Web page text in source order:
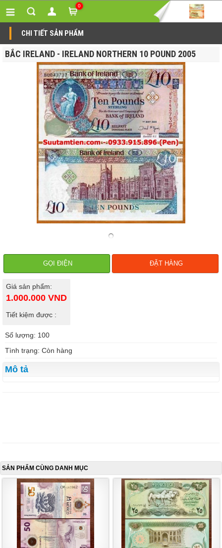
0
CHI TIẾT SẢN PHẨM
BẮC IRELAND - IRELAND NORTHERN 10 POUND 2005
GỌI ĐIỆN ĐẶT HÀNG
Giá sản phẩm:
1.000.000 VND
Tiết kiệm được :
Số lượng: 100
Tình trạng: Còn hàng
Mô tả
SẢN PHẨM CÙNG DANH MỤC